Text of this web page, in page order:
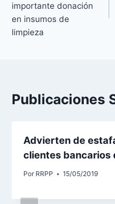
importante donación
en insumos de
limpieza
Publicaciones
Advierten de
clientes bancarios
Por RRPP 15/05/2019